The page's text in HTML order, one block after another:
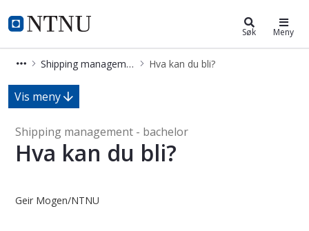
NTNU Hjemmeside
Shipping management - bachelor
Søk Meny
Shipping management - bachelor Hva kan du bli?
Hva kan du bli? - Shipping
Vis meny
Shipping management - bachelor
Hva kan du bli?
Geir Mogen/NTNU